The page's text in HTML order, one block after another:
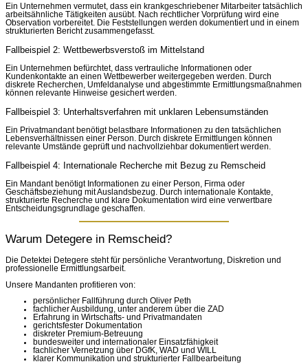
Ein Unternehmen vermutet, dass ein krankgeschriebener Mitarbeiter tatsächlich
arbeitsähnliche Tätigkeiten ausübt. Nach rechtlicher Vorprüfung wird eine
Observation vorbereitet. Die Feststellungen werden dokumentiert und in einem
strukturierten Bericht zusammengefasst.
Fallbeispiel 2: Wettbewerbsverstoß im Mittelstand
Ein Unternehmen befürchtet, dass vertrauliche Informationen oder
Kundenkontakte an einen Wettbewerber weitergegeben werden. Durch
diskrete Recherchen, Umfeldanalyse und abgestimmte Ermittlungsmaßnahmen
können relevante Hinweise gesichert werden.
Fallbeispiel 3: Unterhaltsverfahren mit unklaren Lebensumständen
Ein Privatmandant benötigt belastbare Informationen zu den tatsächlichen
Lebensverhältnissen einer Person. Durch diskrete Ermittlungen können
relevante Umstände geprüft und nachvollziehbar dokumentiert werden.
Fallbeispiel 4: Internationale Recherche mit Bezug zu Remscheid
Ein Mandant benötigt Informationen zu einer Person, Firma oder
Geschäftsbeziehung mit Auslandsbezug. Durch internationale Kontakte,
strukturierte Recherche und klare Dokumentation wird eine verwertbare
Entscheidungsgrundlage geschaffen.
Warum Detegere in Remscheid?
Die Detektei Detegere steht für persönliche Verantwortung, Diskretion und
professionelle Ermittlungsarbeit.
Unsere Mandanten profitieren von:
persönlicher Fallführung durch Oliver Peth
fachlicher Ausbildung, unter anderem über die ZAD
Erfahrung in Wirtschafts- und Privatmandaten
gerichtsfester Dokumentation
diskreter Premium-Betreuung
bundesweiter und internationaler Einsatzfähigkeit
fachlicher Vernetzung über DGfK, WAD und WILL
klarer Kommunikation und strukturierter Fallbearbeitung